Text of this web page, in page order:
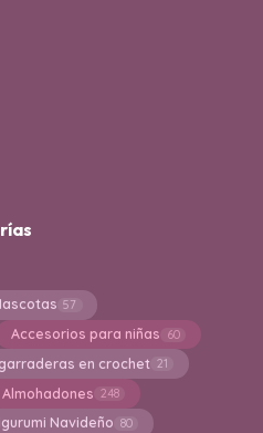
57
Accesorios para niñas 60
en crochet 21
Almohadones 248
Navideño 80